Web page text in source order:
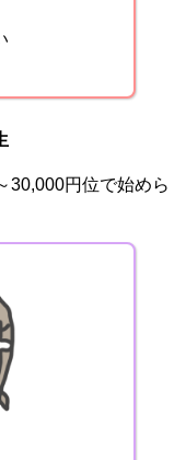
30,000円位で始めら